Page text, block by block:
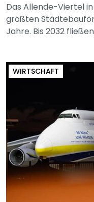
Das Allende-Viertel
größten
Jahre. Bis 2032
WIRTSCHAFT